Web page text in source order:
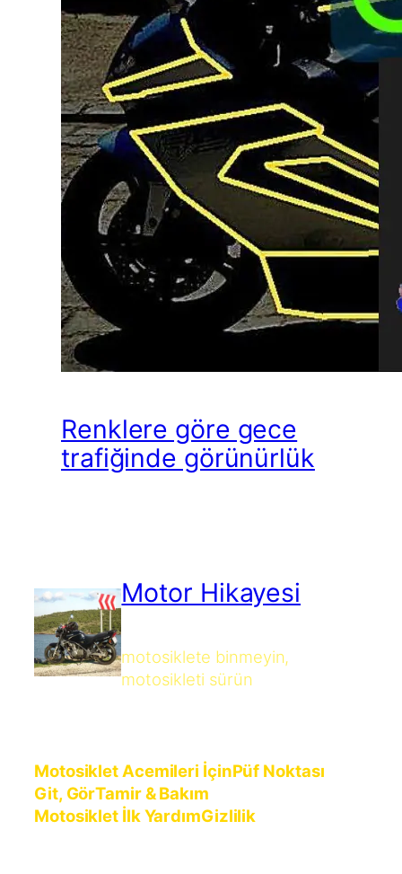
Renklere göre gece
trafiğinde görünürlük
Motor Hikayesi
motosiklete binmeyin,
motosikleti sürün
Motosiklet Acemileri İçinPüf Noktası
Git, GörTamir & Bakım
Motosiklet İlk YardımGizlilik